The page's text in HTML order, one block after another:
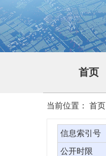
首页
当前位置： 首页
信息索引号
公开时限